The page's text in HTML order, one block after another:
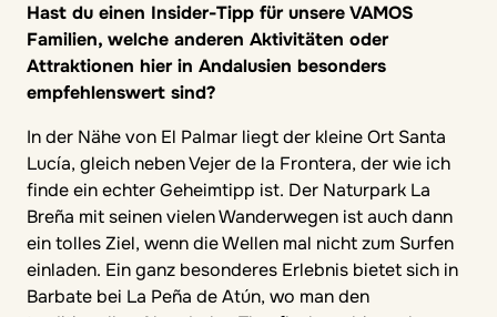
Hast du einen Insider-Tipp für unsere VAMOS
Familien, welche anderen Aktivitäten oder
Attraktionen hier in Andalusien besonders
empfehlenswert sind?
In der Nähe von El Palmar liegt der kleine Ort Santa
Lucía, gleich neben Vejer de la Frontera, der wie ich
finde ein echter Geheimtipp ist. Der Naturpark La
Breña mit seinen vielen Wanderwegen ist auch dann
ein tolles Ziel, wenn die Wellen mal nicht zum Surfen
einladen. Ein ganz besonderes Erlebnis bietet sich in
Barbate bei La Peña de Atún, wo man den